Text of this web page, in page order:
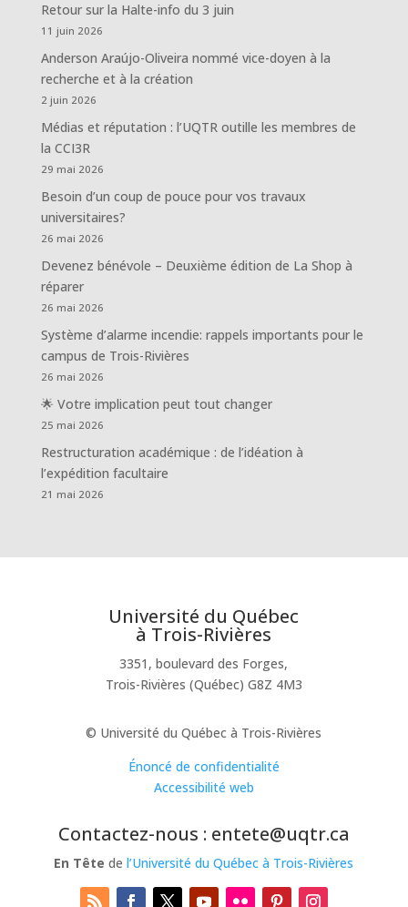
Retour sur la Halte-info du 3 juin
11 juin 2026
Anderson Araújo-Oliveira nommé vice-doyen à la
recherche et à la création
2 juin 2026
Médias et réputation : l’UQTR outille les membres de
la CCI3R
29 mai 2026
Besoin d’un coup de pouce pour vos travaux
universitaires?
26 mai 2026
Devenez bénévole – Deuxième édition de La Shop à
réparer
26 mai 2026
Système d’alarme incendie: rappels importants pour le
campus de Trois-Rivières
26 mai 2026
🌟 Votre implication peut tout changer
25 mai 2026
Restructuration académique : de l’idéation à
l’expédition facultaire
21 mai 2026
Université du Québec
à Trois-Rivières
3351, boulevard des Forges,
Trois-Rivières (Québec) G8Z 4M3
© Université du Québec à Trois-Rivières
Énoncé de confidentialité
Accessibilité web
Contactez-nous : entete@uqtr.ca
En Tête del’Université du Québec à Trois-Rivières